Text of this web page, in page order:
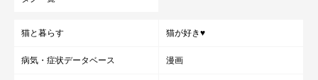
猫と暮らす 猫が好き♥
病気・症状データベース 漫画